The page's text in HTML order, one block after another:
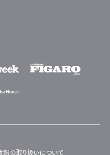
の取り扱いについて